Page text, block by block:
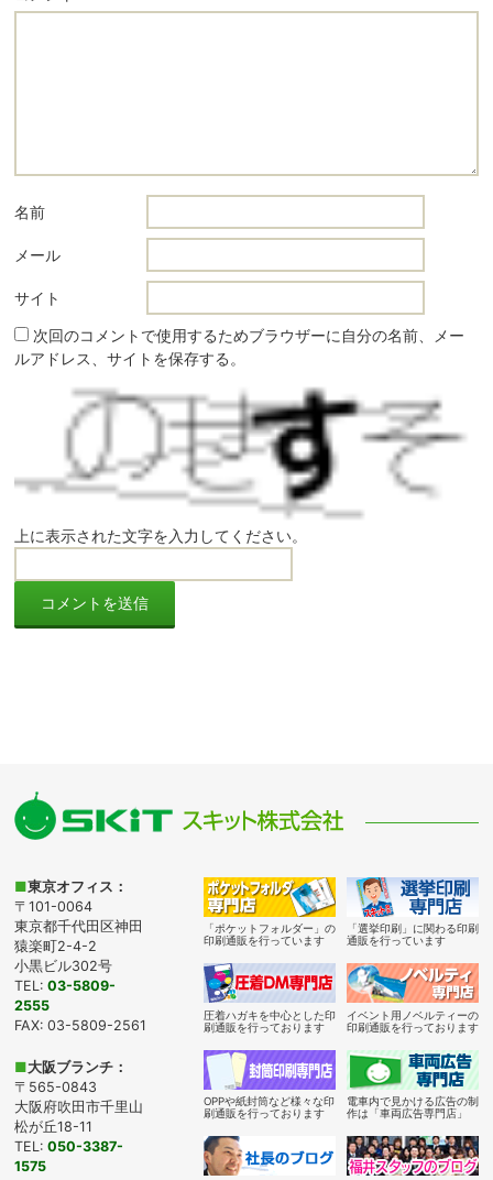
名前
メール
サイト
次回のコメントで使用するためブラウザーに自分の名前、メー
ルアドレス、サイトを保存する。
上に表示された文字を入力してください。
■東京オフィス：
〒101-0064
東京都千代田区神田
猿楽町2-4-2
小黒ビル302号
TEL:03-5809-
2555
FAX: 03-5809-2561
■大阪ブランチ：
〒565-0843
大阪府吹田市千里山
松が丘18-11
TEL:050-3387-
1575
「ポケットフォルダー」の
印刷通販を行っています
「選挙印刷」に関わる印刷
通販を行っています
圧着ハガキを中心とした印
刷通販を行っております
イベント用ノベルティーの
印刷通販を行っております
OPPや紙封筒など様々な印
刷通販を行っております
電車内で見かける広告の制
作は「車両広告専門店」